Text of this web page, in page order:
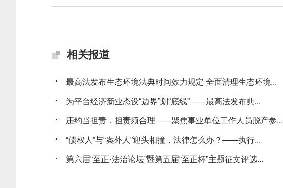
相关报道
最高法发布生态环境法典时间效力规定 全面清理生态环境...
为平台经济新业态设“边界”划“底线”——最高法发布典...
违约当担责，担责须合理——聚焦事业单位工作人员脱产参...
“债权人”与“案外人”迎头相撞，法律怎么办？——执行...
第六届“至正·法治论坛”暨第五届“至正杯”主题征文评选...